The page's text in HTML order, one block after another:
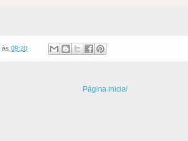
às 09:20
Página inicial